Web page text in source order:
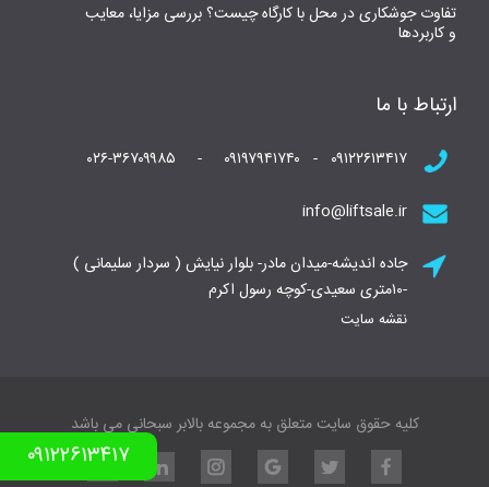
تفاوت جوشکاری در محل با کارگاه چیست؟ بررسی مزایا، معایب
و کاربردها
ارتباط با ما
۰۹۱۲۲۶۱۳۴۱۷ - ۰۹۱۹۷۹۴۱۷۴۰ - ۰۲۶-۳۶۷۰۹۹۸۵
info@liftsale.ir
جاده اندیشه-میدان مادر- بلوار نیایش ( سردار سلیمانی )
-۱۰متری سعیدی-کوچه رسول اکرم
نقشه سایت
۰۹۱۲۲۶۱۳۴۱۷
کلیه حقوق سایت متعلق به مجموعه بالابر سبحانی می باشد